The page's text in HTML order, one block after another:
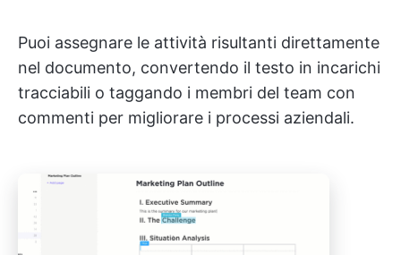
Puoi assegnare le attività risultanti direttamente
nel documento, convertendo il testo in incarichi
tracciabili o taggando i membri del team con
commenti per migliorare i processi aziendali.